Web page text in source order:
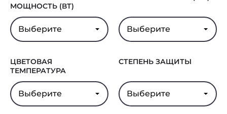
МОЩНОСТЬ (ВТ)
Выберите Выберите
ЦВЕТОВАЯ
ТЕМПЕРАТУРА
Выберите
СТЕПЕНЬ ЗАЩИТЫ
Выберите